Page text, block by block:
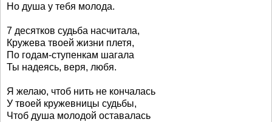
Но душа у тебя молода.
7 десятков судьба насчитала,
Кружева твоей жизни плетя,
По годам-ступенкам шагала
Ты надеясь, веря, любя.
Я желаю, чтоб нить не кончалась
У твоей кружевницы судьбы,
Чтоб душа молодой оставалась